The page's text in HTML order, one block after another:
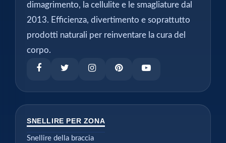
dimagrimento, la cellulite e le smagliature dal
2013. Efficienza, divertimento e soprattutto
prodotti naturali per reinventare la cura del
corpo.
SNELLIRE PER ZONA
Snellire della braccia